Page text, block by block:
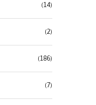
(14)
(2)
(186)
(7)